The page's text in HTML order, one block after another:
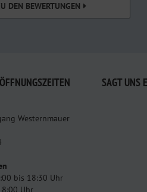
DEN BEWERTUNGEN
Westernmauer
bis 18:30 Uhr
Uhr
SAGT UNS